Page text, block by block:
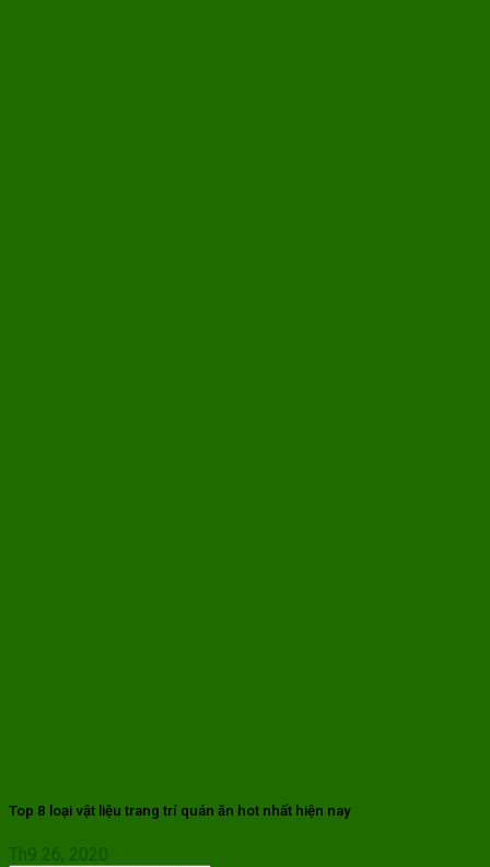
Top 8 loại vật liệu trang trí quán ăn hot nhất hiện nay
Th9 26, 2020